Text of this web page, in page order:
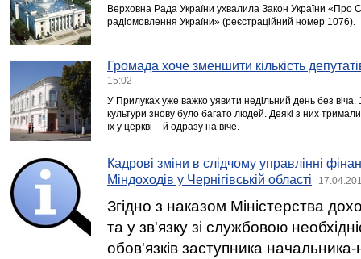
Верховна Рада України ухвалила Закон України «Про
радіомовлення України» (реєстраційний номер 1076).
Громада хоче зменшити кількість
15:02
У Прилуках уже важко уявити недільний день без віча.
культури знову було багато людей. Деякі з них
їх у церкві – й одразу на віче.
Кадрові зміни в слідчому управлінні
Міндоходів у Чернігівській області
Згідно з наказом Міністерства
та у зв'язку зі службовою
обов'язків заступника